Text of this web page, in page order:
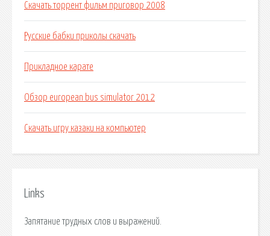
Скачать торрент фильм приговор 2008
Русские бабки приколы скачать
Прикладное карате
Обзор european bus simulator 2012
Скачать игру казаки на компьютер
Links
Запятание трудных слов и выражений.